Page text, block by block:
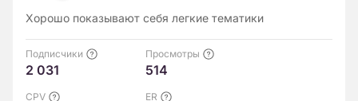
Хорошо показывают себя легкие тематики
Подписчики
2 031
Просмотры
514
CPV ER